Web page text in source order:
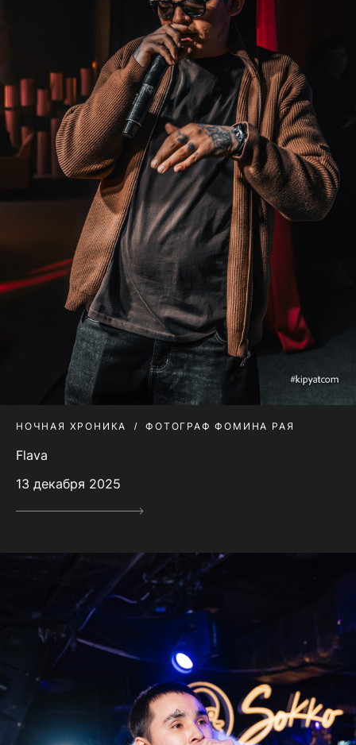
НОЧНАЯ ХРОНИКА ФОТОГРАФ ФОМИНА РАЯ
Flava
13 декабря 2025